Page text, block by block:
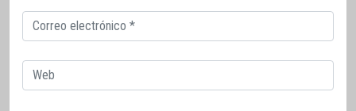
Correo
electrónico
Web